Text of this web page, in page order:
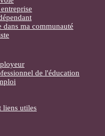
dans ma communauté
de l'éducation
liens utiles